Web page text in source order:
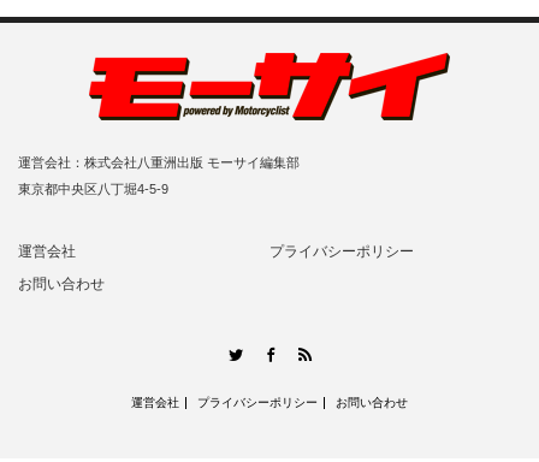
運営会社：株式会社八重洲出版 モーサイ編集部
東京都中央区八丁堀4-5-9
運営会社
プライバシーポリシー
お問い合わせ
TwitterFacebook
運営会社 プライバシーポリシー お問い合わせ